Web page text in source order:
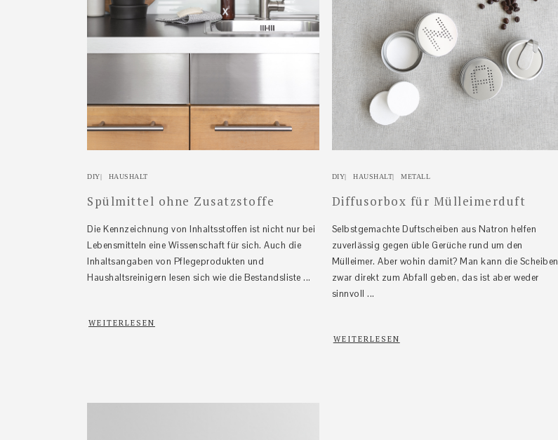
DIY HAUSHALT
Spülmittel ohne Zusatzstoffe
Die Kennzeichnung von Inhaltsstoffen ist nicht nur bei
Lebensmitteln eine Wissenschaft für sich. Auch die
Inhaltsangaben von Pflegeprodukten und
Haushaltsreinigern lesen sich wie die Bestandsliste ...
WEITERLESEN
DIY |HAUSHALT |METALL
Diffusorbox für Mülleimerduft
Selbstgemachte Duftscheiben aus Natron helfen
zuverlässig gegen üble Gerüche rund um den
Mülleimer. Aber wohin damit? Man kann die Scheiben
zwar direkt zum Abfall geben, das ist aber weder
sinnvoll ...
WEITERLESEN